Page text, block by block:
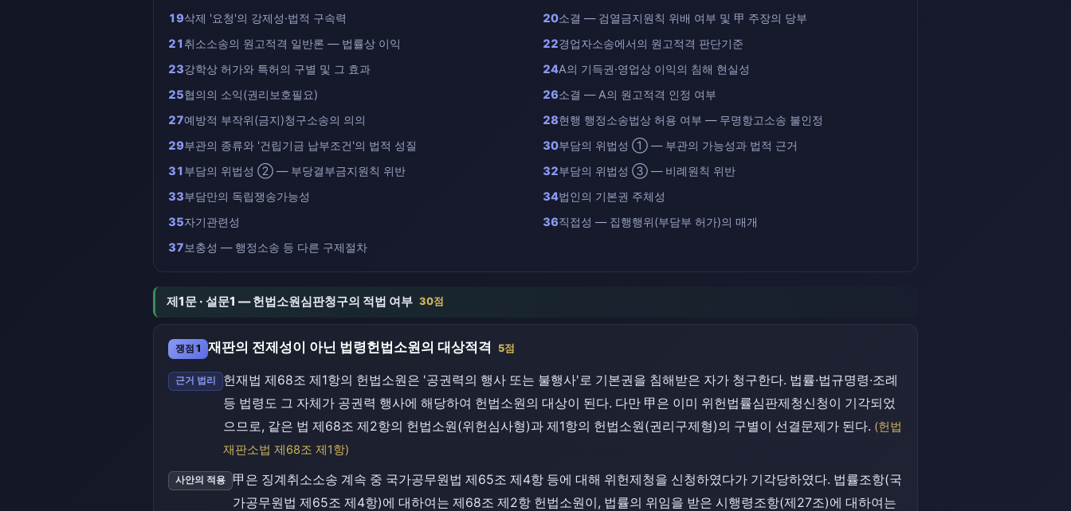
19삭제 '요청'의 강제성·법적 구속력 20소결 — 검열금지원칙 위배 여부 및 甲 주장의 당부
21취소소송의 원고적격 일반론 — 법률상 이익 22경업자소송에서의 원고적격 판단기준
23강학상 허가와 특허의 구별 및 그 효과 24A의 기득권·영업상 이익의 침해 현실성
25협의의 소익(권리보호필요) 26소결 — A의 원고적격 인정 여부
27예방적 부작위(금지)청구소송의 의의 28현행 행정소송법상 허용 여부 — 무명항고소송 불인정
29부관의 종류와 '건립기금 납부조건'의 법적 성질 30부담의 위법성 ① — 부관의 가능성과 법적 근거
31부담의 위법성 ② — 부당결부금지원칙 위반 32부담의 위법성 ③ — 비례원칙 위반
33부담만의 독립쟁송가능성 34법인의 기본권 주체성
35자기관련성 36직접성 — 집행행위(부담부 허가)의 매개
37보충성 — 행정소송 등 다른 구제절차
제1문 · 설문1 — 헌법소원심판청구의 적법 여부 30점
쟁점 1 재판의 전제성이 아닌 법령헌법소원의 대상적격 5점
근거 법리
헌재법 제68조 제1항의 헌법소원은 '공권력의 행사 또는 불행사'로 기본권을 침해받은 자가 청구한다. 법률·법규명령·조례
등 법령도 그 자체가 공권력 행사에 해당하여 헌법소원의 대상이 된다. 다만 甲은 이미 위헌법률심판제청신청이 기각되었
으므로, 같은 법 제68조 제2항의 헌법소원(위헌심사형)과 제1항의 헌법소원(권리구제형)의 구별이 선결문제가 된다. (헌법
재판소법 제68조 제1항)
사안의 적용
甲은 징계취소소송 계속 중 국가공무원법 제65조 제4항 등에 대해 위헌제청을 신청하였다가 기각당하였다. 법률조항(국
가공무원법 제65조 제4항)에 대하여는 제68조 제2항 헌법소원이, 법률의 위임을 받은 시행령조항(제27조)에 대하여는